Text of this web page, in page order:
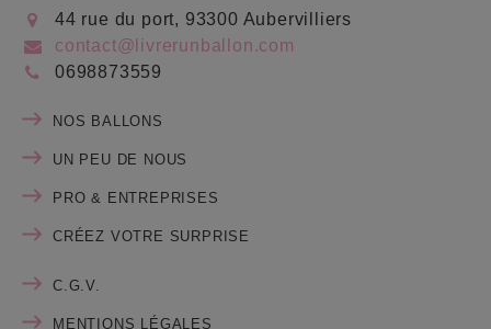
44 rue du port, 93300 Aubervilliers
contact@livrerunballon.com
0698873559
NOS BALLONS
UN PEU DE NOUS
PRO & ENTREPRISES
CRÉEZ VOTRE SURPRISE
C.G.V.
MENTIONS LÉGALES